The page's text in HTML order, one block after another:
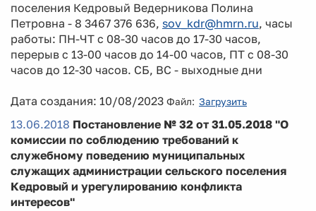
поселения Кедровый Ведерникова Полина
Петровна - 8 3467 376 636, sov_kdr@hmrn.ru, часы
работы: ПН-ЧТ с 08-30 часов до 17-30 часов,
перерыв с 13-00 часов до 14-00 часов, ПТ с 08-30
часов до 12-30 часов. СБ, ВС - выходные дни
Дата создания: 10/08/2023 Файл: Загрузить
13.06.2018 Постановление № 32 от 31.05.2018 "О
комиссии по соблюдению требований к
служебному поведению муниципальных
служащих администрации сельского поселения
Кедровый и урегулированию конфликта
интересов"